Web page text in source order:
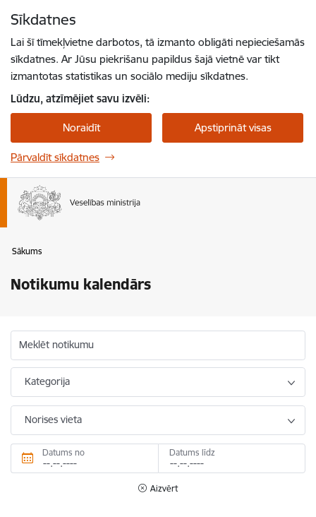
Sīkdatnes
Lai šī tīmekļvietne darbotos, tā izmanto obligāti nepieciešamās
sīkdatnes. Ar Jūsu piekrišanu papildus šajā vietnē var tikt
izmantotas statistikas un sociālo mediju sīkdatnes.
Lūdzu, atzīmējiet savu izvēli:
Noraidīt Apstiprināt visas
Pārvaldīt sīkdatnes
Sākums
Notikumu kalendārs
Meklēt notikumu
Kategorija
Norises vieta
Datums no Datums līdz
Aizvērt